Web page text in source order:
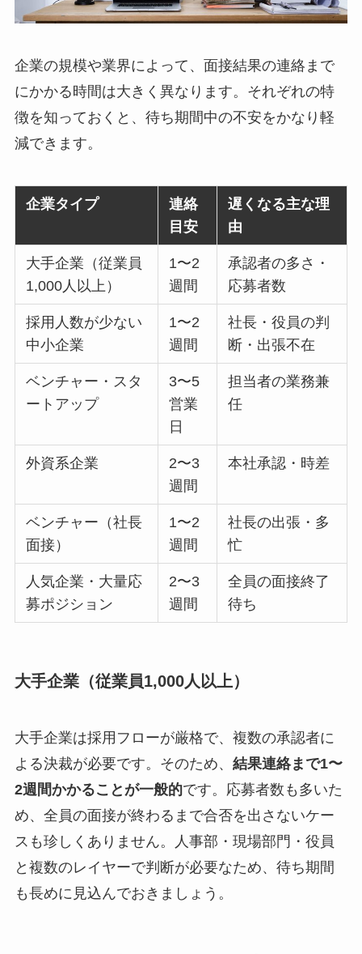
企業の規模や業界によって、面接結果の連絡まで
にかかる時間は大きく異なります。それぞれの特
徴を知っておくと、待ち期間中の不安をかなり軽
減できます。
企業タイプ
連絡
目安
遅くなる主な理
由
大手企業（従業員
1,000人以上）
1〜2
週間
承認者の多さ・
応募者数
採用人数が少ない
中小企業
1〜2
週間
社長・役員の判
断・出張不在
ベンチャー・スタ
ートアップ
3〜5
営業
日
担当者の業務兼
任
外資系企業
2〜3
週間
本社承認・時差
ベンチャー（社長
面接）
1〜2
週間
社長の出張・多
忙
人気企業・大量応
募ポジション
2〜3
週間
全員の面接終了
待ち
大手企業（従業員1,000人以上）
大手企業は採用フローが厳格で、複数の承認者に
よる決裁が必要です。そのため、 結果連絡まで1〜
2週間かかることが一般的です。応募者数も多いた
め、全員の面接が終わるまで合否を出さないケー
スも珍しくありません。人事部・現場部門・役員
と複数のレイヤーで判断が必要なため、待ち期間
も長めに見込んでおきましょう。